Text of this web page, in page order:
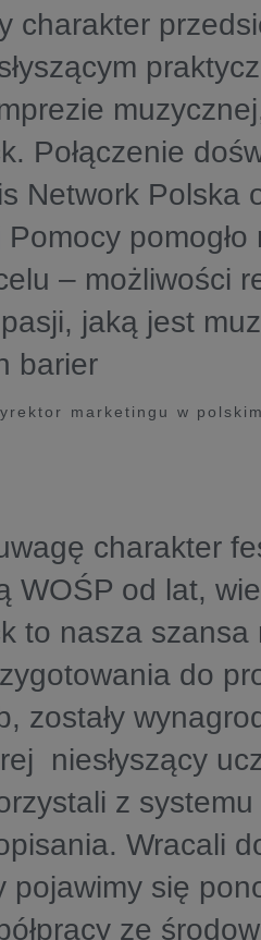
charakter
Połączenie
Network Polska
– możliwości
jaką jest
barier
marketingu w
charakter
WOŚP od lat,
to nasza
do
zostały
niesłyszący
z
Wracali
pojawimy się
ze